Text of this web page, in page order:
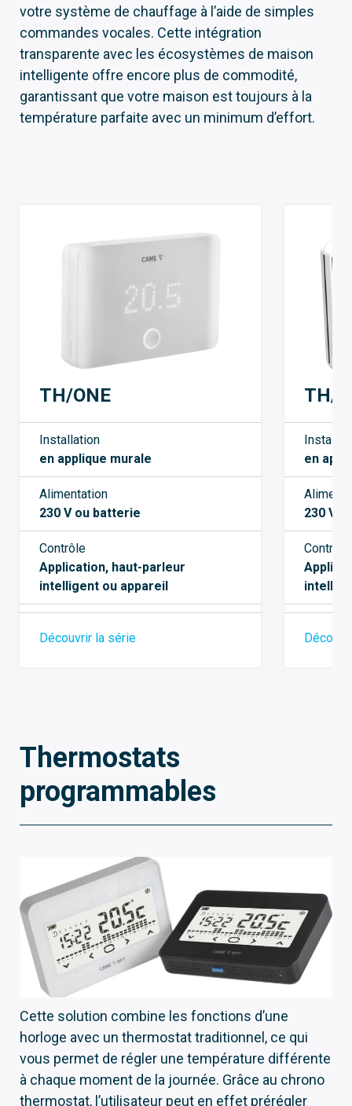
votre système de chauffage à l’aide de simples
commandes vocales. Cette intégration
transparente avec les écosystèmes de maison
intelligente offre encore plus de commodité,
garantissant que votre maison est toujours à la
température parfaite avec un minimum d’effort.
TH/ONE
Installation
en applique murale
Alimentation
230 V ou batterie
Contrôle
Application, haut-parleur
intelligent ou appareil
Découvrir la série
TH/
en
230
Contrôle
Thermostats
programmables
Cette solution combine les fonctions d’une
horloge avec un thermostat traditionnel, ce qui
vous permet de régler une température différente
à chaque moment de la journée. Grâce au chrono
thermostat, l’utilisateur peut en effet prérégler